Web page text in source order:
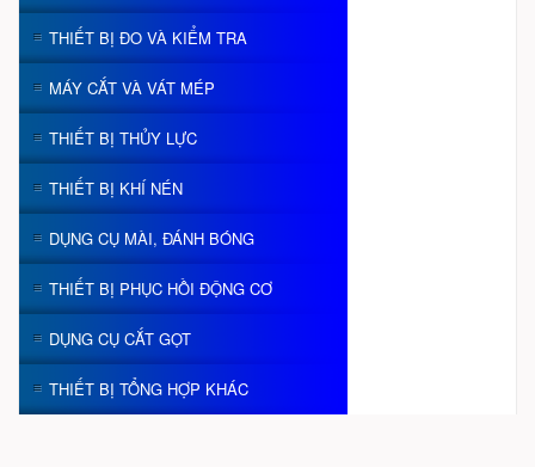
THIẾT BỊ ĐO VÀ KIỂM TRA
MÁY CẮT VÀ VÁT MÉP
THIẾT BỊ THỦY LỰC
THIẾT BỊ KHÍ NÉN
DỤNG CỤ MÀI, ĐÁNH BÓNG
THIẾT BỊ PHỤC HỒI ĐỘNG CƠ
DỤNG CỤ CẮT GỌT
THIẾT BỊ TỔNG HỢP KHÁC